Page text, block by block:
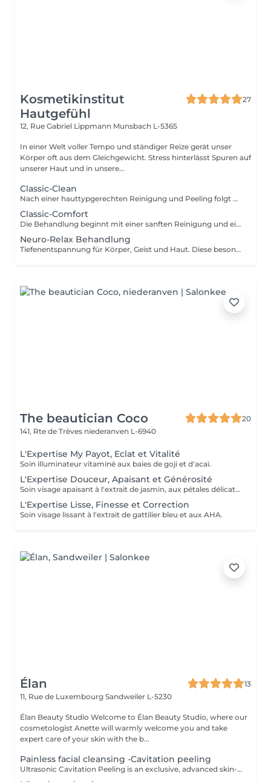
Kosmetikinstitut
Hautgefühl
27
12, Rue Gabriel Lippmann Munsbach L-5365
In einer Welt voller Tempo und ständiger Reize gerät unser
Körper oft aus dem Gleichgewicht. Stress hinterlässt Spuren auf
unserer Haut und in unsere...
Classic-Clean
Nach einer hauttypgerechten Reinigung und Peeling folgt das Entfernen von Hautunreinheiten für porentiefe Reinheit. Anschließend wird ein Wirkstoffkonzentrat oder eine Ampulle auf die Haut aufgetragen und zur Beruhigung der Haut nach der Ausreinigung folgt abschließend eine pflegende und feuchtigkeitsspendende Maske und die Abschlusspflege. Ohne Augenbrauenkorrektur
Classic-Comfort
Die Behandlung beginnt mit einer sanften Reinigung und einem schonenden Peeling, gefolgt von einer gründlichen Tiefenreinigung. Anschließend werden die Augenbrauen in Form gebracht. Hochwertige Seren sowie eine pflegende Augen- und Lippenpflege versorgen Ihre Haut intensiv. Eine wohltuende Gesichts-, Hals- und Dekolletémassage lädt zum Entspannen ein, bevor eine individuell abgestimmte Maske und die abschließende Pflege das Behandlungserlebnis abrunden.
Neuro-Relax Behandlung
Tiefenentspannung für Körper, Geist und Haut. Diese besondere Behandlung wirkt gezielt auf Ihr Nervensystem und unterstützt Ihren Körper dabei, aus dem Stressmodus in einen Zustand tiefer Regeneration zu gelangen. Eine harmonische Kombination aus Aromatherapie, bewusster Atmung sowie einer intensiv entspannenden Streichmassage von Gesicht,Hals und Nacken führt zu tiefer Entspannung und innerer Ruhe. Das Nervensystem wird beruhigt, Stress wird spürbar reduziert und der Körper kann wieder in seine natürliche Balance finden. Das Ergebnis: ein Gefühl von Leichtigkeit, verbesserter Schlaf und eine sichtbar entspanntere, strahlende Haut. Lassen Sie los und erleben Sie, wie sich Entspannung auf allen Ebenen entfaltet. Je nach aktuellem Bedürfnis können Sie sich in dieser Behandlung zwischen einer regenerierenden Lichttherapie oder einer zusätzlichen Kopfmassage entscheiden.
The beautician Coco
20
141, Rte de Trèves niederanven L-6940
L'Expertise My Payot, Eclat et Vitalité
Soin illuminateur vitaminé aux baies de goji et d'acaï.
L'Expertise Douceur, Apaisant et Générosité
Soin visage apaisant à l'extrait de jasmin, aux pétales délicats et aux pré et probiotiques.
L'Expertise Lisse, Finesse et Correction
Soin visage lissant à l'extrait de gattilier bleu et aux AHA.
Élan
13
11, Rue de Luxembourg Sandweiler L-5230
Élan Beauty Studio Welcome to Élan Beauty Studio, where our
cosmetologist Anette will warmly welcome you and take
expert care of your skin with the b...
Painless facial cleansing -Cavitation peeling
Ultrasonic Cavitation Peeling is an exclusive, advanced skin-cleansing ritual that combines cutting-edge ultrasound technology with exceptionally gentle, luxury care. The treatment delivers deep purification, instant freshness, and a visible improvement in skin quality all without irritation or downtime. Using the phenomenon of ultrasonic cavitation, microscopic air bubbles effectively remove dead skin cells, excess sebum, and impurities from the skin's surface. The result is a complexion that feels silky-smooth, perfectly cleansed, and naturally radiant. At the same time, the treatment stimulates microcirculation and supports the skin's natural regenerative processes. The Luxury Effect on Your Skin deeply cleansed, fresh, and luminous skin smoother, more refined skin texture reduced appearance of pores diminished blackheads and congestion improved firmness and elasticity enhanced absorption of active ingredients Indications skin in need of deep yet gentle cleansing sensitive and couperose-prone skin oily, combination, and problematic skin excess sebum and environmental impurities dull complexion and loss of radiance preparation of the skin for advanced skincare treatments Contraindications pregnancy pacemaker or metal implants cancer or active oncological conditions active skin inflammation or infection epilepsy recent skin damage or open wounds thrombosis The treatment is painless, comfortable, and deeply relaxing, making it an ideal luxury event-ready facial or a refined addition to an exclusive skincare program. For optimal and long-lasting results, a personalized treatment series is recommended.